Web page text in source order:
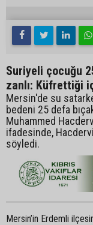
Suriyeli çocuğu
zanlı: Küfrettiği
Mersin'de su
bedeni 25 defa
Muhammed
ifadesinde,
söyledi.
Mersin’in Erdemli